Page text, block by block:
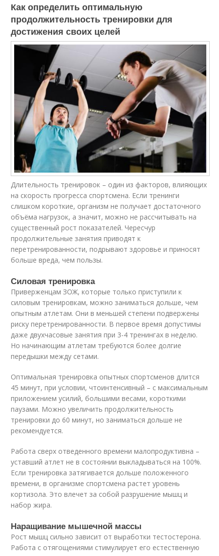
Как определить оптимальную
продолжительность тренировки для
достижения своих целей
Длительность тренировок – один из факторов, влияющих
на скорость прогресса спортсмена. Если тренинги
слишком короткие, организм не получает достаточного
объёма нагрузок, а значит, можно не рассчитывать на
существенный рост показателей. Чересчур
продолжительные занятия приводят к
перетренированности, подрывают здоровье и приносят
больше вреда, чем пользы.
Силовая тренировка
Приверженцам ЗОЖ, которые только приступили к
силовым тренировкам, можно заниматься дольше, чем
опытным атлетам. Они в меньшей степени подвержены
риску перетренированности. В первое время допустимы
даже двухчасовые занятия при 3-4 тренингах в неделю.
Но начинающим атлетам требуются более долгие
передышки между сетами.
Оптимальная тренировка опытных спортсменов длится
45 минут, при условии, чтоинтенсивный – с максимальным
приложением усилий, большими весами, короткими
паузами. Можно увеличить продолжительность
тренировки до 60 минут, но заниматься дольше не
рекомендуется.
Работа сверх отведенного времени малопродуктивна –
уставший атлет не в состоянии выкладываться на 100%.
Если тренировка затягивается дольше положенного
времени, в организме спортсмена растет уровень
кортизола. Это влечет за собой разрушение мышц и
набор жира.
Наращивание мышечной массы
Рост мышц сильно зависит от выработки тестостерона.
Работа с отягощениями стимулирует его естественную